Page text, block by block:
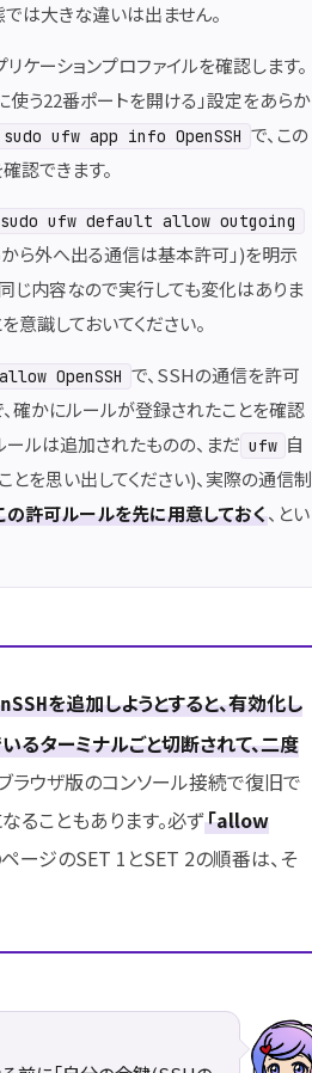
は大きな違いは出ません。
ケーションプロファイルを確認します。
使う22番ポートを開ける」設定をあらか
sudo ufw app info OpenSSH で、この
認できます。
sudo ufw default allow outgoing
ら外へ出る通信は基本許可」)を明示
じ内容なので実行しても変化はありま
意識しておいてください。
OpenSSH で、SSHの通信を許可
、確かにルールが登録されたことを確認
ールは追加されたものの、まだ ufw 自
とを思い出してください)、実際の通信制
の許可ルールを先に用意しておく、とい
を追加しようとすると、有効化し
るターミナルごと切断されて、二度
ウザ版のコンソール接続で復旧で
ることもあります。必ず「allow
ージのSET 1とSET 2の順番は、そ